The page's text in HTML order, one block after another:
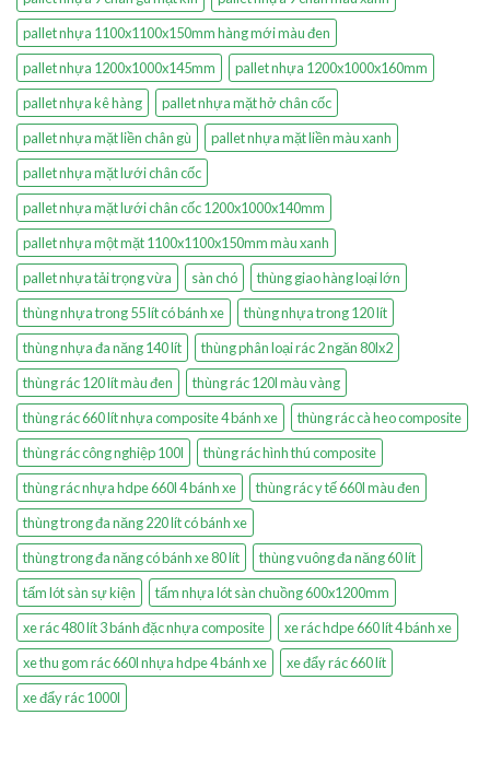
pallet nhựa 1100x1100x150mm hàng mới màu đen
pallet nhựa 1200x1000x145mm
pallet nhựa 1200x1000x160mm
pallet nhựa kê hàng
pallet nhựa mặt hở chân cốc
pallet nhựa mặt liền chân gù
pallet nhựa mặt liền màu xanh
pallet nhựa mặt lưới chân cốc
pallet nhựa mặt lưới chân cốc 1200x1000x140mm
pallet nhựa một mặt 1100x1100x150mm màu xanh
pallet nhựa tải trọng vừa
sàn chó
thùng giao hàng loại lớn
thùng nhựa trong 55 lít có bánh xe
thùng nhựa trong 120 lít
thùng nhựa đa năng 140 lít
thùng phân loại rác 2 ngăn 80lx2
thùng rác 120 lít màu đen
thùng rác 120l màu vàng
thùng rác 660 lít nhựa composite 4 bánh xe
thùng rác cà heo composite
thùng rác công nghiệp 100l
thùng rác hình thú composite
thùng rác nhựa hdpe 660l 4 bánh xe
thùng rác y tế 660l màu đen
thùng trong đa năng 220 lít có bánh xe
thùng trong đa năng có bánh xe 80 lít
thùng vuông đa năng 60 lít
tấm lót sàn sự kiện
tấm nhựa lót sàn chuồng 600x1200mm
xe rác 480 lít 3 bánh đặc nhựa composite
xe rác hdpe 660 lít 4 bánh xe
xe thu gom rác 660l nhựa hdpe 4 bánh xe
xe đẩy rác 660 lít
xe đẩy rác 1000l